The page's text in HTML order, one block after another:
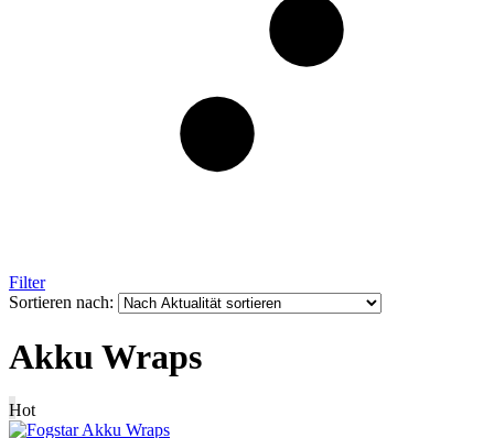
Filter
Sortieren nach:
Akku Wraps
Hot